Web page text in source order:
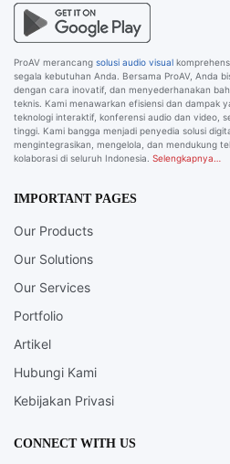
ProAV merancang solusi audio visual
segala kebutuhan Anda. Bersama ProAV, Anda
dengan cara inovatif, dan menyederhanakan
teknis. Kami menawarkan efisiensi dan dampak
teknologi interaktif, konferensi audio dan video,
tinggi. Kami bangga menjadi penyedia solusi
mengintegrasikan, mengelola, dan mendukung
kolaborasi di seluruh Indonesia. Selengkapnya…
IMPORTANT PAGES
Our Products
Our Solutions
Our Services
Portfolio
Artikel
Hubungi Kami
Kebijakan Privasi
CONNECT WITH US